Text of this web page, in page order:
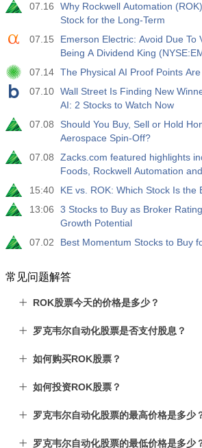
19:30
美国商品期货委员会(CFTC)黄金非
实际值
预测值
19:30
USD
美国商品期货委员会(CFTC)纳斯达
实际值
预测值
07.16
Why Rockwell Automation
Stock for the Long-Term
07.15
Emerson Electric: Avoid Due To
Being A Dividend King
07.14 The Physical AI Proof Points
07.10 Wall Street Is Finding New
AI: 2 Stocks to Watch Now
07.08
Should You Buy, Sell or Hold
Aerospace Spin-Off?
07.08
Zacks.com featured highlights
Foods, Rockwell Automation
15:40
KE vs. ROK: Which Stock Is the
13:06
3 Stocks to Buy as Broker
Growth Potential
07.02
Best Momentum Stocks to Buy
常见问题解答
ROK股票今天的价格是多少？
罗克韦尔自动化股票是否支付股息？
如何购买ROK股票？
如何投资ROK股票？
罗克韦尔自动化股票的最高价格是多少
罗克韦尔自动化股票的最低价格是多少